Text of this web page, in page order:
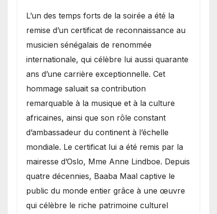
​L’un des temps forts de la soirée a été la
remise d’un certificat de reconnaissance au
musicien sénégalais de renommée
internationale, qui célèbre lui aussi quarante
ans d’une carrière exceptionnelle. Cet
hommage saluait sa contribution
remarquable à la musique et à la culture
africaines, ainsi que son rôle constant
d’ambassadeur du continent à l’échelle
mondiale. Le certificat lui a été remis par la
mairesse d’Oslo, Mme Anne Lindboe. Depuis
quatre décennies, Baaba Maal captive le
public du monde entier grâce à une œuvre
qui célèbre le riche patrimoine culturel